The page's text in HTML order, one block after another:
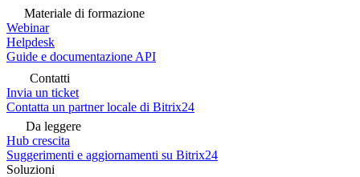
Materiale di formazione
Webinar
Helpdesk
Guide e documentazione API
Contatti
Invia un ticket
Contatta un partner locale di Bitrix24
Da leggere
Hub crescita
Suggerimenti e aggiornamenti su Bitrix24
Soluzioni